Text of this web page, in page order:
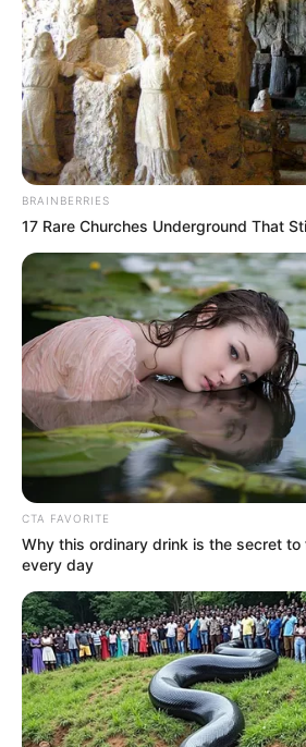
Alifhia
BRAINBERRIES
17 Rare Churches Underground That
CTA FAVORITE
Why this ordinary drink is the secret
every day